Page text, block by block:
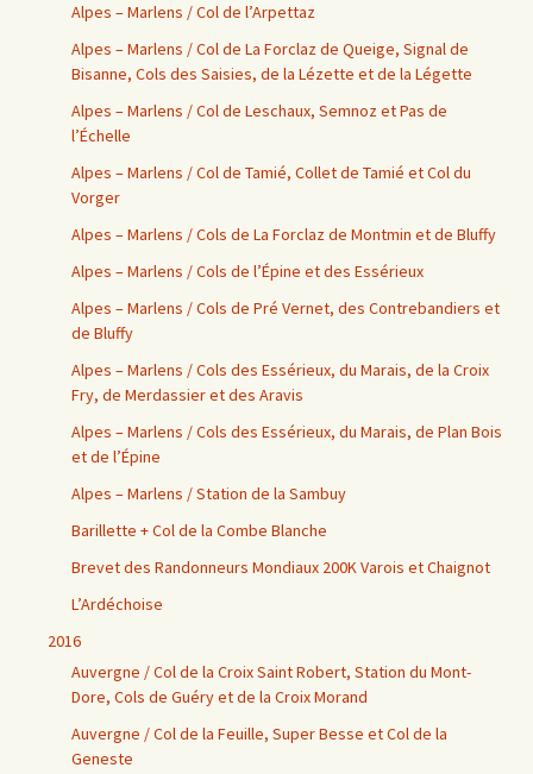
Alpes – Marlens / Col de l’Arpettaz
Alpes – Marlens / Col de La Forclaz de Queige, Signal de
Bisanne, Cols des Saisies, de la Lézette et de la Légette
Alpes – Marlens / Col de Leschaux, Semnoz et Pas de
l’Échelle
Alpes – Marlens / Col de Tamié, Collet de Tamié et Col du
Vorger
Alpes – Marlens / Cols de La Forclaz de Montmin et de Bluffy
Alpes – Marlens / Cols de l’Épine et des Essérieux
Alpes – Marlens / Cols de Pré Vernet, des Contrebandiers et
de Bluffy
Alpes – Marlens / Cols des Essérieux, du Marais, de la Croix
Fry, de Merdassier et des Aravis
Alpes – Marlens / Cols des Essérieux, du Marais, de Plan Bois
et de l’Épine
Alpes – Marlens / Station de la Sambuy
Barillette + Col de la Combe Blanche
Brevet des Randonneurs Mondiaux 200K Varois et Chaignot
L’Ardéchoise
2016
Auvergne / Col de la Croix Saint Robert, Station du Mont-
Dore, Cols de Guéry et de la Croix Morand
Auvergne / Col de la Feuille, Super Besse et Col de la
Geneste